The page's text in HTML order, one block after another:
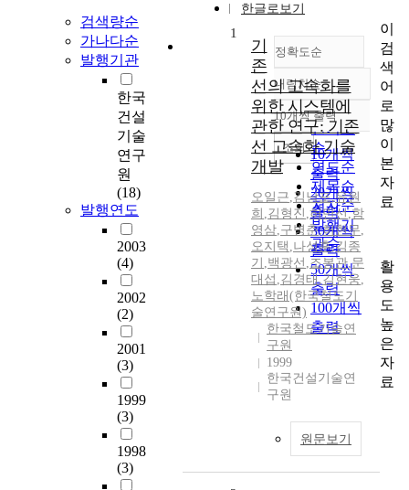
검색량순
가나다순
발행기관
한국
건설
기술
연구
원
(18)
발행연도
2003
(4)
2002
(2)
2001
(3)
1999
(3)
1998
(3)
한글로보기
정확도순
정확도
순
인기도
순
연도순
제목순
저자순
발행기
관순
내림차순
내림차순
10개씩 출력
10개씩
출력
20개씩
출력
30개씩
출력
50개씩
출력
100개씩
출력
조회
1
기
존
선의 고속화를
위한 시스템에
관한 연구: 기존
선 고속화 기술
개발
오일근,김남포,유원
희 ,김형진 ,허만선,함
영삼,구병춘,허현무,
오지택 ,나성훈,김종
기 ,백광선 ,조봉관,문
대섭 ,김경태,김현웅,
노학래(한국철도기
술연구원)
한국철도기술연
구원
1999
한국건설기술연
구원
원문보기
이
검
색
어
로
많
이
본
자
료
활
용
도
높
은
자
료